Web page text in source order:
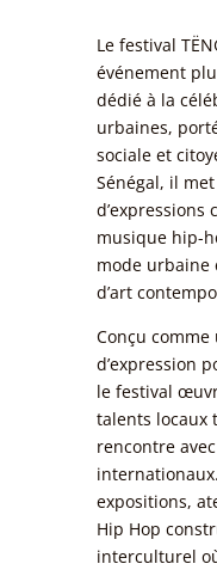
Le festival
événement
dédié à la
urbaines,
sociale et
Sénégal, il
d’expressions
musique hip-
mode urbaine
d’art
Conçu
d’expression
le festival
talents locaux
rencontre
expositions,
Hip Hop
interculturel